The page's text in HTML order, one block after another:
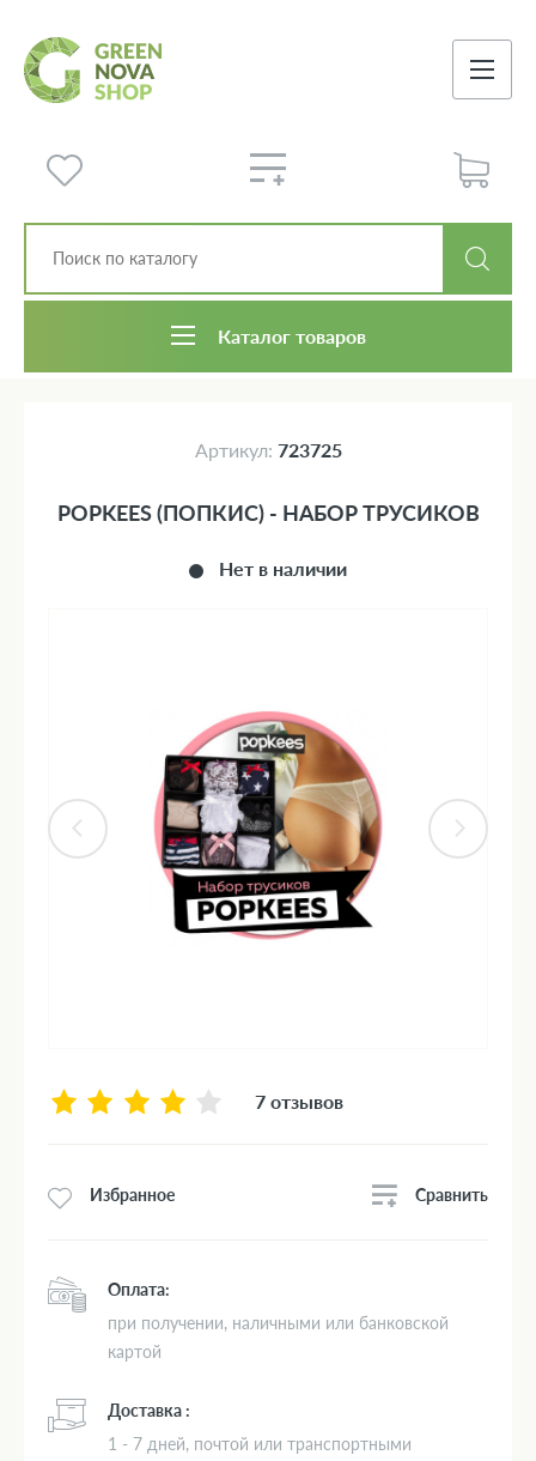
Каталог товаров
Артикул: 723725
Нет в наличии
POPKEES (ПОПКИС) - НАБОР ТРУСИКОВ
7 отзывов
Избранное Сравнить
Оплата:
при получении, наличными или банковской
картой
Доставка :
1 - 7 дней, почтой или транспортными